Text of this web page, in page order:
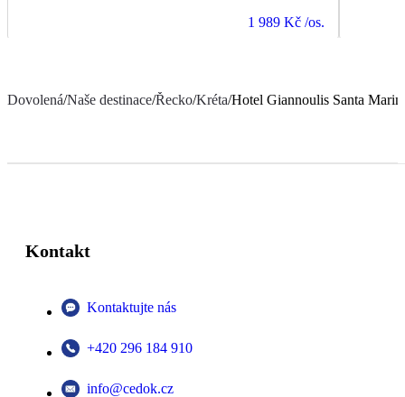
1 989 Kč /os.
Dovolená/Naše destinace/Řecko/Kréta/Hotel Giannoulis Santa
Kontakt
Kontaktujte nás
+420 296 184 910
info@cedok.cz